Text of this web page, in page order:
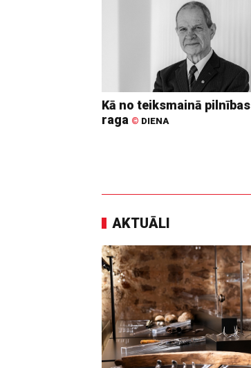
Kā no teiksmainā pilnības
raga © DIENA
AKTUĀLI